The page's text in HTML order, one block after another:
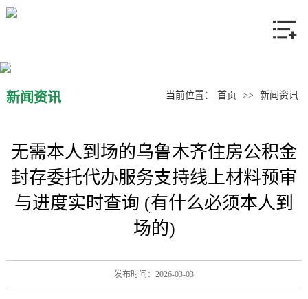
产品中心
联系我们
新闻资讯 当前位置： 首页 >> 新闻资讯
无需本人到场的乌鲁木齐住房公积金
封存委托代办服务支持线上材料预审
与进度实时查询 (有什么必须本人到
场的)
发布时间：2026-03-03